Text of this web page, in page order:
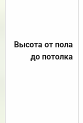
Высота от пола
до потолка